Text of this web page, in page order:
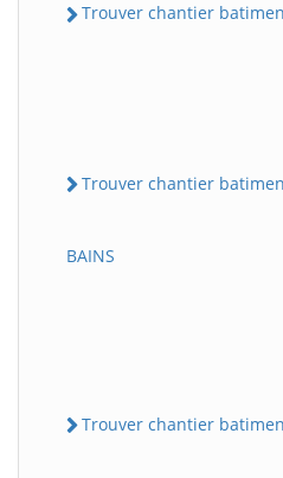
Trouver chantier
Trouver chantier batiment
BAINS
Trouver chantier